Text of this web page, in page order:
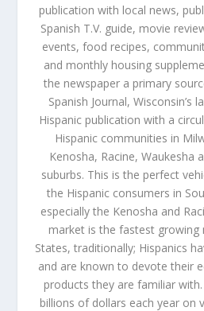
publication with local news,
Spanish T.V. guide, movie
events, food recipes,
and monthly housing
the newspaper a primary
Spanish Journal, Wisconsin’s
Hispanic publication with a
Hispanic communities in
Kenosha, Racine, Waukesha
suburbs. This is the perfect
the Hispanic consumers in
especially the Kenosha and
market is the fastest growing
States, traditionally; Hispanics
and are known to devote their
products they are familiar
billions of dollars each year on